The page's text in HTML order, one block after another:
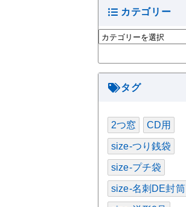
カテゴリー
カ
テ
タグ
2つ窓 CD用
size-つり銭袋
size-プチ袋
size-名刺DE封筒